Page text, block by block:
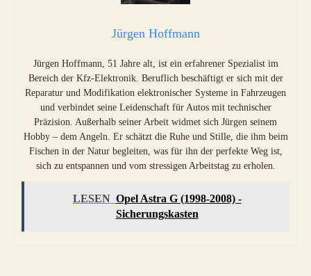
Jürgen Hoffmann
Jürgen Hoffmann, 51 Jahre alt, ist ein erfahrener Spezialist im
Bereich der Kfz-Elektronik. Beruflich beschäftigt er sich mit der
Reparatur und Modifikation elektronischer Systeme in Fahrzeugen
und verbindet seine Leidenschaft für Autos mit technischer
Präzision. Außerhalb seiner Arbeit widmet sich Jürgen seinem
Hobby – dem Angeln. Er schätzt die Ruhe und Stille, die ihm beim
Fischen in der Natur begleiten, was für ihn der perfekte Weg ist,
sich zu entspannen und vom stressigen Arbeitstag zu erholen.
LESEN Opel Astra G (1998-2008) -
Sicherungskasten